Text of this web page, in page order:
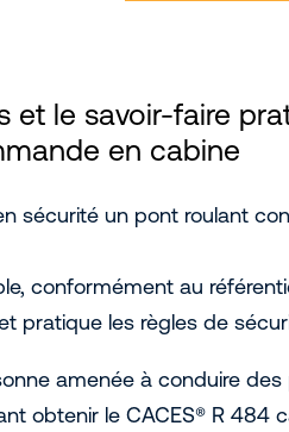
le savoir-faire
en cabine
sécurité un pont roulant
conformément au
pratique les règles de
amenée à conduire
obtenir le CACES® R 484